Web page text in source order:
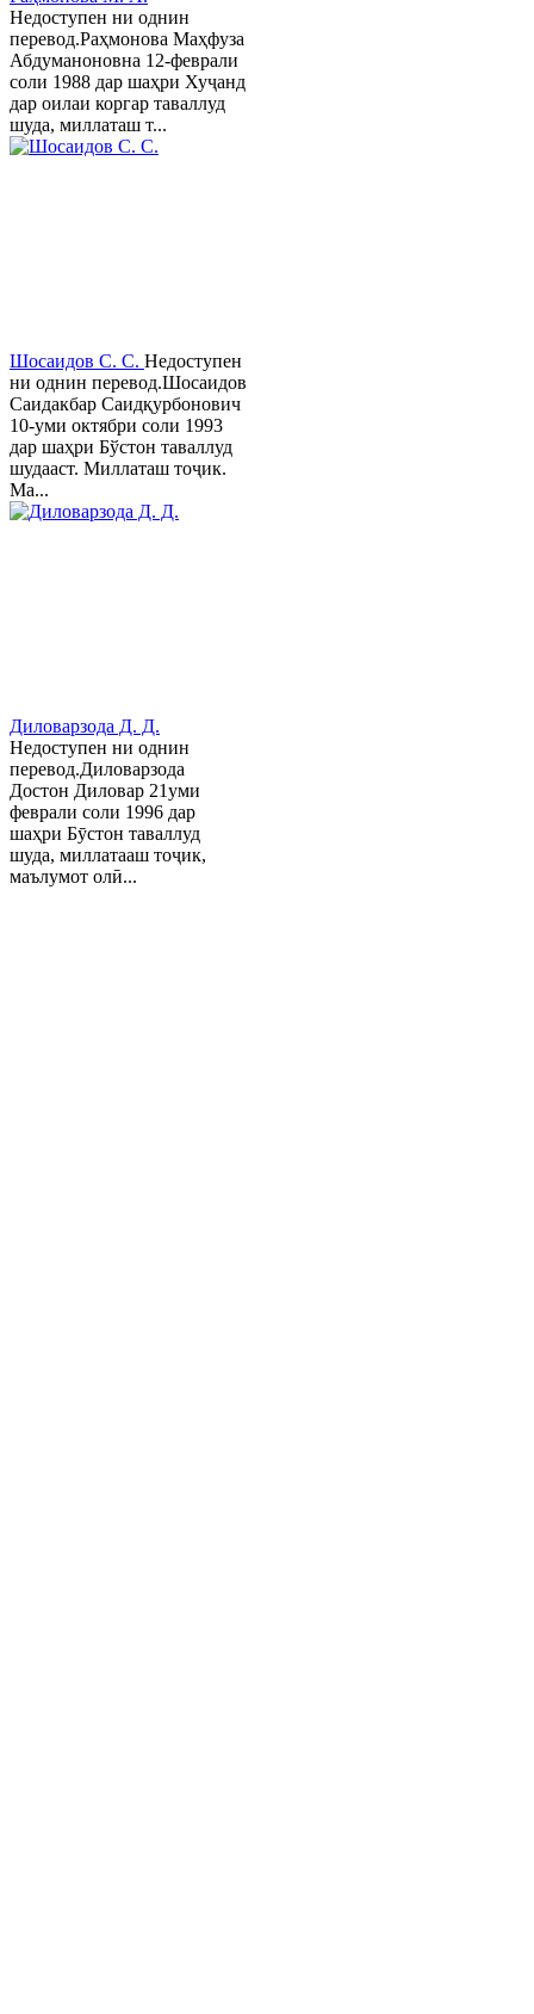
Недоступен ни однин
перевод.Раҳмонова Маҳфуза
Абдуманоновна 12-феврали
соли 1988 дар шаҳри Хуҷанд
дар оилаи коргар таваллуд
шуда, миллаташ т...
Шосаидов С. С. Недоступен
ни однин перевод.Шосаидов
Саидакбар Саидқурбонович
10-уми октябри соли 1993
дар шаҳри Бўстон таваллуд
шудааст. Миллаташ тоҷик.
Ма...
Диловарзода Д. Д.
Недоступен ни однин
перевод.Диловарзода
Достон Диловар 21уми
феврали соли 1996 дар
шаҳри Бӯстон таваллуд
шуда, миллатааш тоҷик,
маълумот олӣ...